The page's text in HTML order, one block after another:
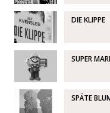
DIE KLIPPE
SUPER
SPÄTE